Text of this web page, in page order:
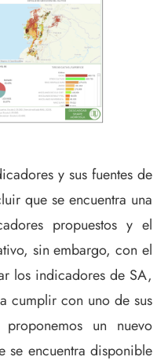
y sus fuentes de
que se encuentra una
propuestos y el
sin embargo, con el
los indicadores de SA,
cumplir con uno de sus
un nuevo
se encuentra disponible